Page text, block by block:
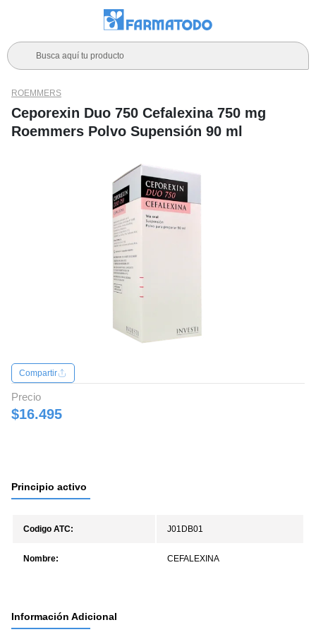
Busca aquí tu producto
ROEMMERS
Ceporexin Duo 750 Cefalexina 750 mg
Roemmers Polvo Supensión 90 ml
Compartir
Precio
$16.495
Principio activo
Codigo ATC: J01DB01
Nombre: CEFALEXINA
Información Adicional